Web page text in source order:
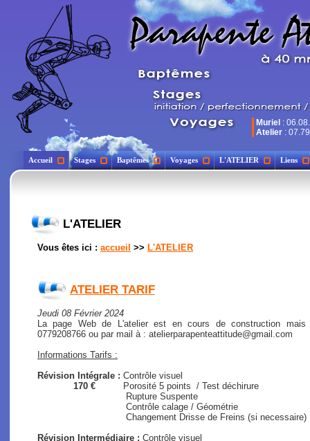
Muriel :
Atelier :
Accueil Stages Baptêmes Voyages L'ATELIER Liens
L'ATELIER
Vous êtes ici : accueil >> L'ATELIER
ATELIER TARIF
Jeudi 08 Février 2024
La page Web de L'atelier est en cours de construction
0779208766 ou par mail à : atelierparapenteattitude@gmail.com
Informations Tarifs :
Révision Intégrale : Contrôle visuel
170 € Porosité 5 points / Test déchirure
Rupture Suspente
Contrôle calage / Géométrie
Changement Drisse de Freins (si necessaire)
Révision Intermédiaire : Contrôle visuel